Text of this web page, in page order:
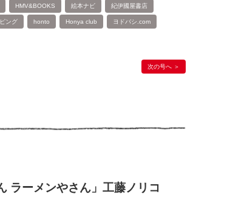
HMV&BOOKS 絵本ナビ 紀伊國屋書店
ング honto Honya club ヨドバシ.com
次の号へ
ーメンやさん」工藤ノリコ